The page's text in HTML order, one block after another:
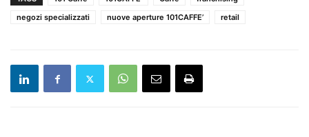
negozi specializzati
nuove aperture 101CAFFE’ retail